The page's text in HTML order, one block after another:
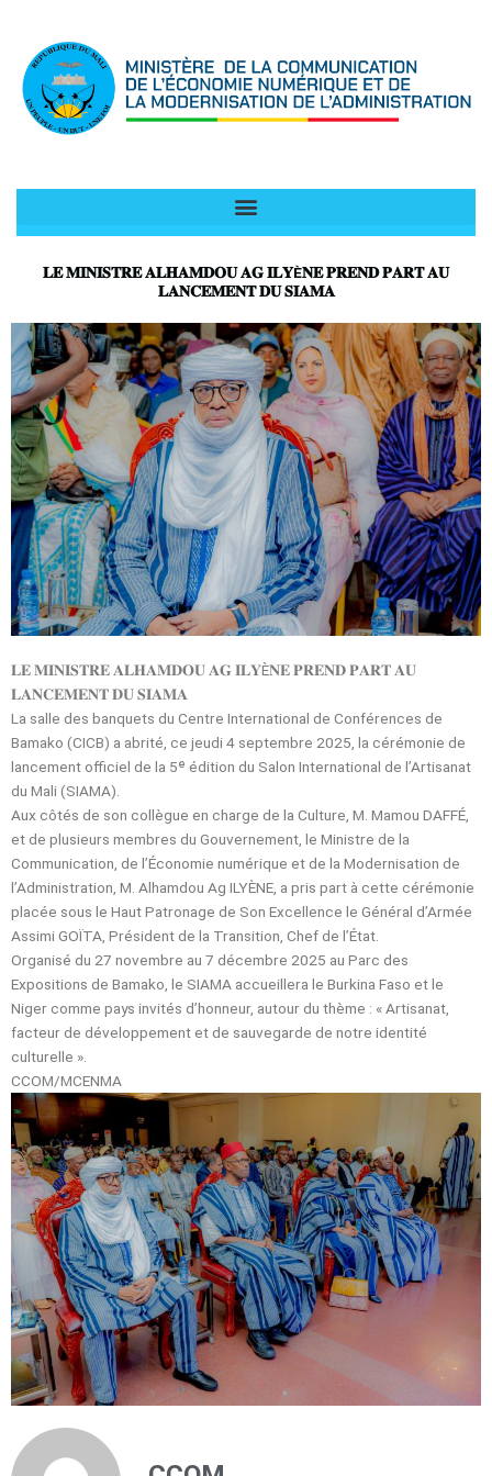
contenu
𝐋𝐄 𝐌𝐈𝐍𝐈𝐒𝐓𝐑𝐄 𝐀𝐋𝐇𝐀𝐌𝐃𝐎𝐔 𝐀𝐆 𝐈𝐋𝐘È𝐍𝐄 𝐏𝐑𝐄𝐍𝐃 𝐏𝐀𝐑𝐓 𝐀𝐔
𝐋𝐀𝐍𝐂𝐄𝐌𝐄𝐍𝐓 𝐃𝐔 𝐒𝐈𝐀𝐌𝐀
𝐋𝐄 𝐌𝐈𝐍𝐈𝐒𝐓𝐑𝐄 𝐀𝐋𝐇𝐀𝐌𝐃𝐎𝐔 𝐀𝐆 𝐈𝐋𝐘È𝐍𝐄 𝐏𝐑𝐄𝐍𝐃 𝐏𝐀𝐑𝐓 𝐀𝐔
𝐋𝐀𝐍𝐂𝐄𝐌𝐄𝐍𝐓 𝐃𝐔 𝐒𝐈𝐀𝐌𝐀
La salle des banquets du Centre International de Conférences de
Bamako (CICB) a abrité, ce jeudi 4 septembre 2025, la cérémonie de
lancement officiel de la 5ᵉ édition du Salon International de l’Artisanat
du Mali (SIAMA).
Aux côtés de son collègue en charge de la Culture, M. Mamou DAFFÉ,
et de plusieurs membres du Gouvernement, le Ministre de la
Communication, de l’Économie numérique et de la Modernisation de
l’Administration, M. Alhamdou Ag ILYÈNE, a pris part à cette cérémonie
placée sous le Haut Patronage de Son Excellence le Général d’Armée
Assimi GOÏTA, Président de la Transition, Chef de l’État.
Organisé du 27 novembre au 7 décembre 2025 au Parc des
Expositions de Bamako, le SIAMA accueillera le Burkina Faso et le
Niger comme pays invités d’honneur, autour du thème : « Artisanat,
facteur de développement et de sauvegarde de notre identité
culturelle ».
CCOM/MCENMA